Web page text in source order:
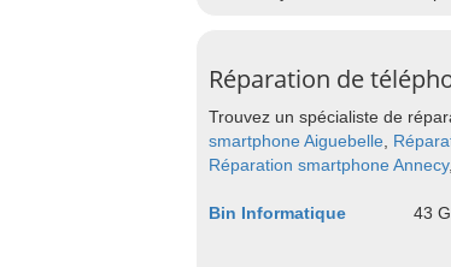
Réparation de
Trouvez un spécialiste de
smartphone Aiguebelle
Réparation smartphone Annecy
Bin Informatique
43